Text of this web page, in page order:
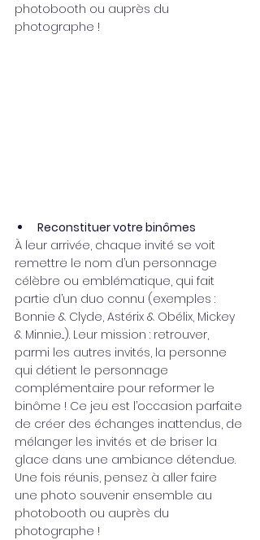
photobooth ou auprès du
photographe !
Reconstituer votre binômes
À leur arrivée, chaque invité se voit
remettre le nom d’un personnage
célèbre ou emblématique, qui fait
partie d’un duo connu (exemples :
Bonnie & Clyde, Astérix & Obélix, Mickey
& Minnie...). Leur mission : retrouver,
parmi les autres invités, la personne
qui détient le personnage
complémentaire pour reformer le
binôme ! Ce jeu est l’occasion parfaite
de créer des échanges inattendus, de
mélanger les invités et de briser la
glace dans une ambiance détendue.
Une fois réunis, pensez à aller faire
une photo souvenir ensemble au
photobooth ou auprès du
photographe !